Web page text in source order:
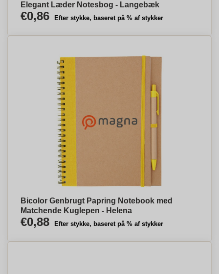
Elegant Læder Notesbog - Langebæk
€0,86 Efter stykke, baseret på % af stykker
Bicolor Genbrugt Papring Notebook med
Matchende Kuglepen - Helena
€0,88 Efter stykke, baseret på % af stykker